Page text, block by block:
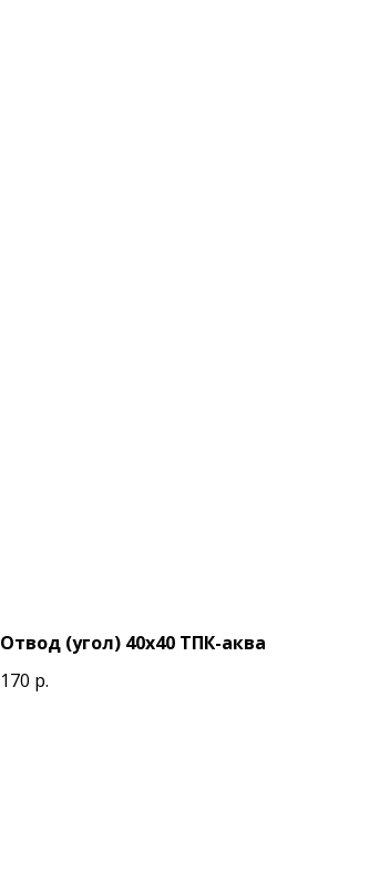
Отвод (угол) 40х40 ТПК-аква
170 р.